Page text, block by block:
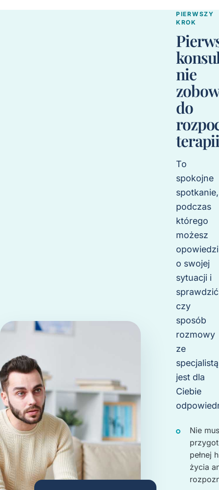
PIERWSZY
KROK
nie
do
To
spokojne
spotkanie,
podczas
którego
możesz
o swojej
sytuacji i
czy
sposób
rozmowy
ze
specjalistą
jest dla
Ciebie
Nie
pełnej
życia